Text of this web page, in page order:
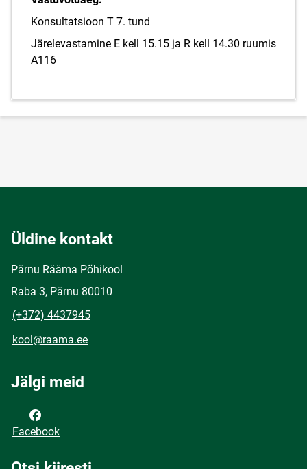
Konsultatsioon T 7. tund
Järelevastamine E kell 15.15 ja R kell 14.30 ruumis
A116
Üldine kontakt
Pärnu Rääma Põhikool
Raba 3, Pärnu 80010
(+372) 4437945
kool@raama.ee
Jälgi meid
Facebook